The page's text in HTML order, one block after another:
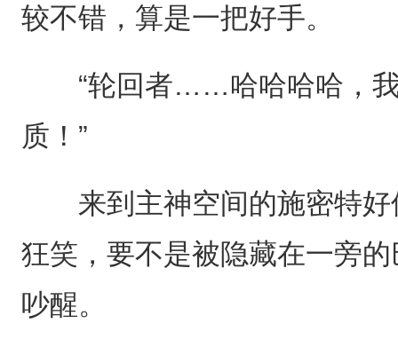
较不错，算是一把好手。
“轮回者……哈哈哈哈，我
质！”
来到主神空间的施密特好
狂笑，要不是被隐藏在一旁
吵醒。